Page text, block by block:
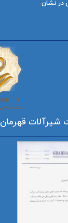
در نشان
شیرآلات قهرمان